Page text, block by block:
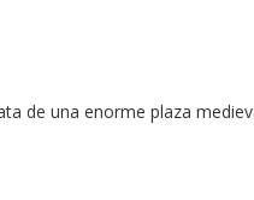
de una enorme plaza